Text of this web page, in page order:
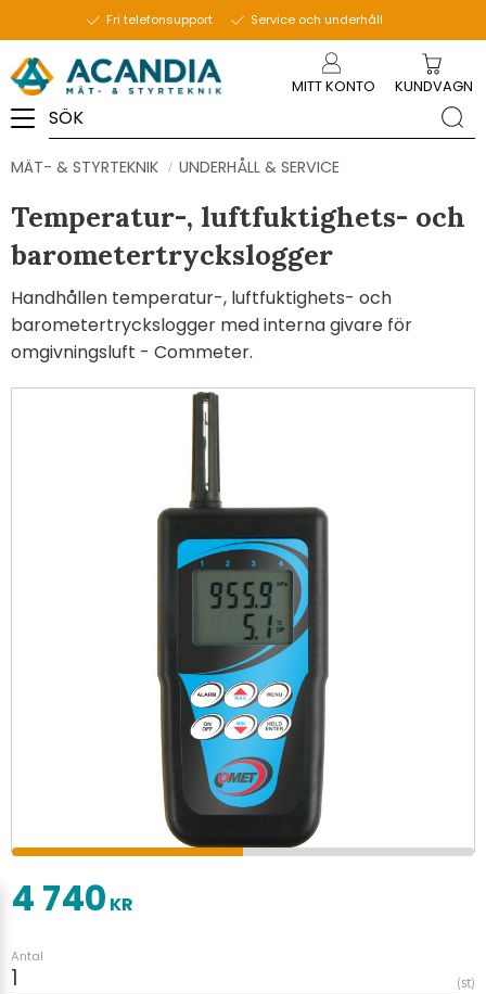
Fri telefonsupport Service och underhåll
MITT KONTO KUNDVAGN
MÄT- & STYRTEKNIK UNDERHÅLL & SERVICE
Temperatur-, luftfuktighets- och
barometertryckslogger
Handhållen temperatur-, luftfuktighets- och
barometertryckslogger med interna givare för
omgivningsluft - Commeter.
4 740 KR
Antal
st